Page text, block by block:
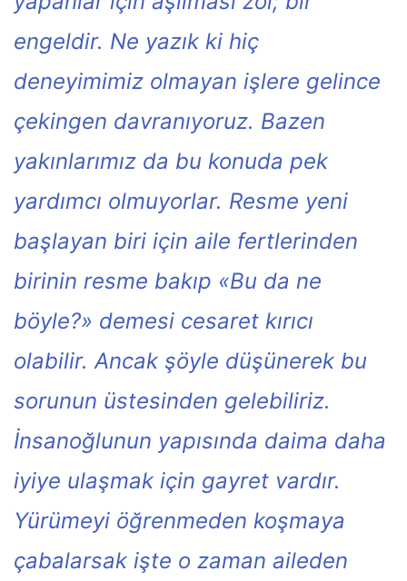
engeldir. Ne yazık ki hiç
deneyimimiz olmayan işlere gelince
çekingen davranıyoruz. Bazen
yakınlarımız da bu konuda pek
yardımcı olmuyorlar. Resme yeni
başlayan biri için aile fertlerinden
birinin resme bakıp «Bu da ne
böyle?» demesi cesaret kırıcı
olabilir. Ancak şöyle düşünerek bu
sorunun üstesinden gelebiliriz.
İnsanoğlunun yapısında daima daha
iyiye ulaşmak için gayret vardır.
Yürümeyi öğrenmeden koşmaya
çabalarsak işte o zaman aileden